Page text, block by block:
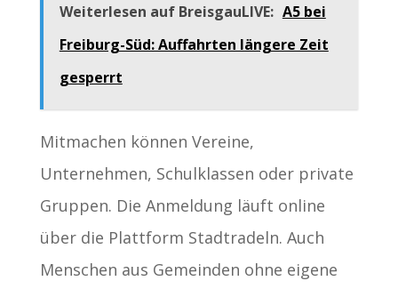
Weiterlesen auf BreisgauLIVE: A5 bei
Freiburg-Süd: Auffahrten längere Zeit
gesperrt
Mitmachen können Vereine,
Unternehmen, Schulklassen oder private
Gruppen. Die Anmeldung läuft online
über die Plattform Stadtradeln. Auch
Menschen aus Gemeinden ohne eigene